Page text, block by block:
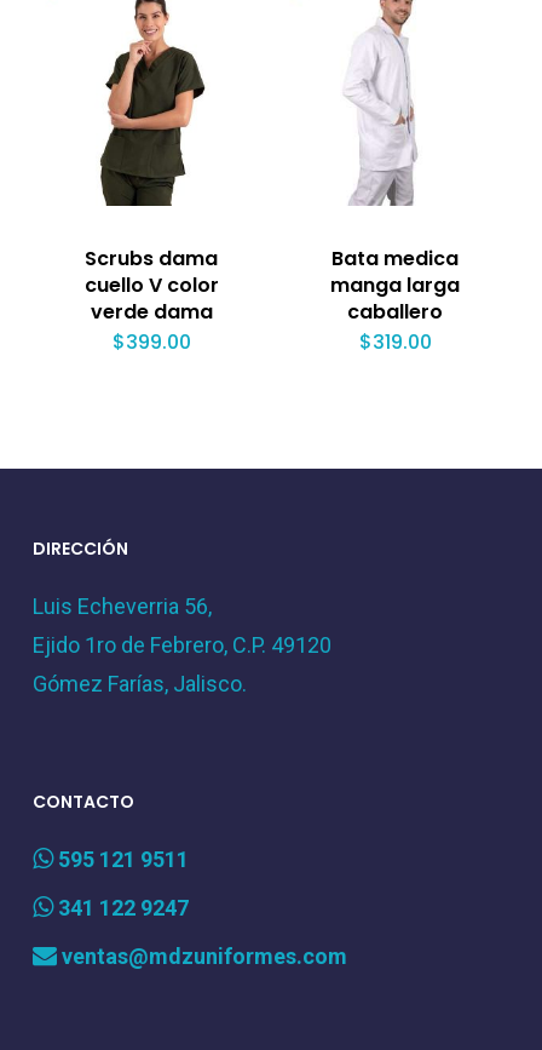
Scrubs dama
cuello V color
verde dama
$399.00
Bata medica
manga larga
caballero
$319.00
DIRECCIÓN
Luis Echeverria 56,
Ejido 1ro de Febrero, C.P. 49120
Gómez Farías, Jalisco.
CONTACTO
595 121 9511
341 122 9247
ventas@mdzuniformes.com